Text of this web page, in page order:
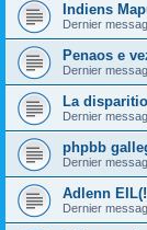
Indiens
Dernier
Penaos e
Dernier
La
Dernier
phpbb
Dernier
Adlenn
Dernier